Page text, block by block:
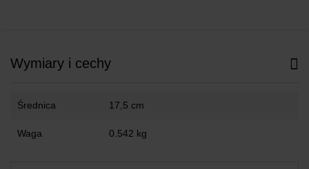
Wymiary i cechy
Średnica 17,5 cm
Waga 0.542 kg